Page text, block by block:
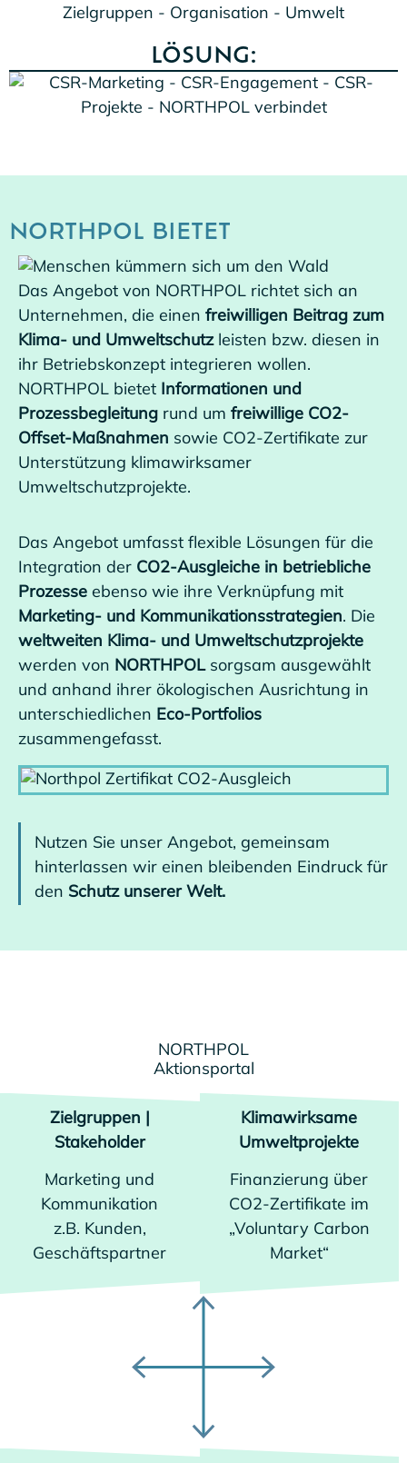
LÖSUNG:
NORTHPOL BIETET
Das Angebot von NORTHPOL richtet sich an
Unternehmen, die einen freiwilligen Beitrag zum
Klima- und Umweltschutzleisten bzw. diesen in
ihr Betriebskonzept integrieren wollen.
NORTHPOL bietet Informationen und
Prozessbegleitung rund um freiwillige CO2-
Offset-Maßnahmen sowie CO2-Zertifikate zur
Unterstützung klimawirksamer
Umweltschutzprojekte.
Das Angebot umfasst flexible Lösungen für die
Integration der CO2-Ausgleiche in betriebliche
Prozesse ebenso wie ihre Verknüpfung mit
Marketing- und Kommunikationsstrategien. Die
weltweiten Klima- und Umweltschutzprojekte
werden von NORTHPOL sorgsam ausgewählt
und anhand ihrer ökologischen Ausrichtung in
unterschiedlichen Eco-Portfolios
zusammengefasst.
Nutzen Sie unser Angebot, gemeinsam
hinterlassen wir einen bleibenden Eindruck für
den Schutz unserer Welt.
Zielgruppen |
Stakeholder
Marketing und
Kommunikation
z.B. Kunden,
Geschäftspartner
NORTHPOL
Aktionsportal
Klimawirksame
Umweltprojekte
Finanzierung über
CO2-Zertifikate im
„Voluntary Carbon
Market“